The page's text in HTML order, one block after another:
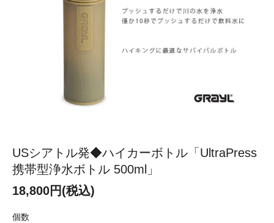
USシアトル発◆ハイカーボトル「UltraPress
携帯型浄水ボトル 500ml」
18,800円(税込)
個数